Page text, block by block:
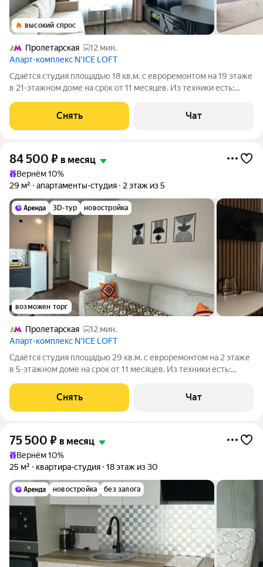
высокий спрос
Пролетарская
12 мин.
Апарт-комплекс N’ICE LOFT
Сдаётся студия площадью 18 кв.м. с евроремонтом на 19 этаже
в 21-этажном доме на срок от 11 месяцев. Из техники есть:
Микроволновка Дом -
Снять Чат
84 500 ₽ в месяц
Вернём 10%
29 м²
апартаменты-студия 2 этаж из 5
3D-тур новостройка
возможен торг
Пролетарская
12 мин.
Апарт-комплекс N’ICE LOFT
Сдаётся студия площадью 29 кв.м. с евроремонтом на 2 этаже
в 5-этажном доме на срок от 11 месяцев. Из техники есть:
Дом - монолитный, окна выходят во двор. Есть консьерж. В
подъезде 2 лифта -
Снять Чат
75 500 ₽ в месяц
Вернём 10%
25 м²
квартира-студия 18 этаж из 30
новостройка без залога